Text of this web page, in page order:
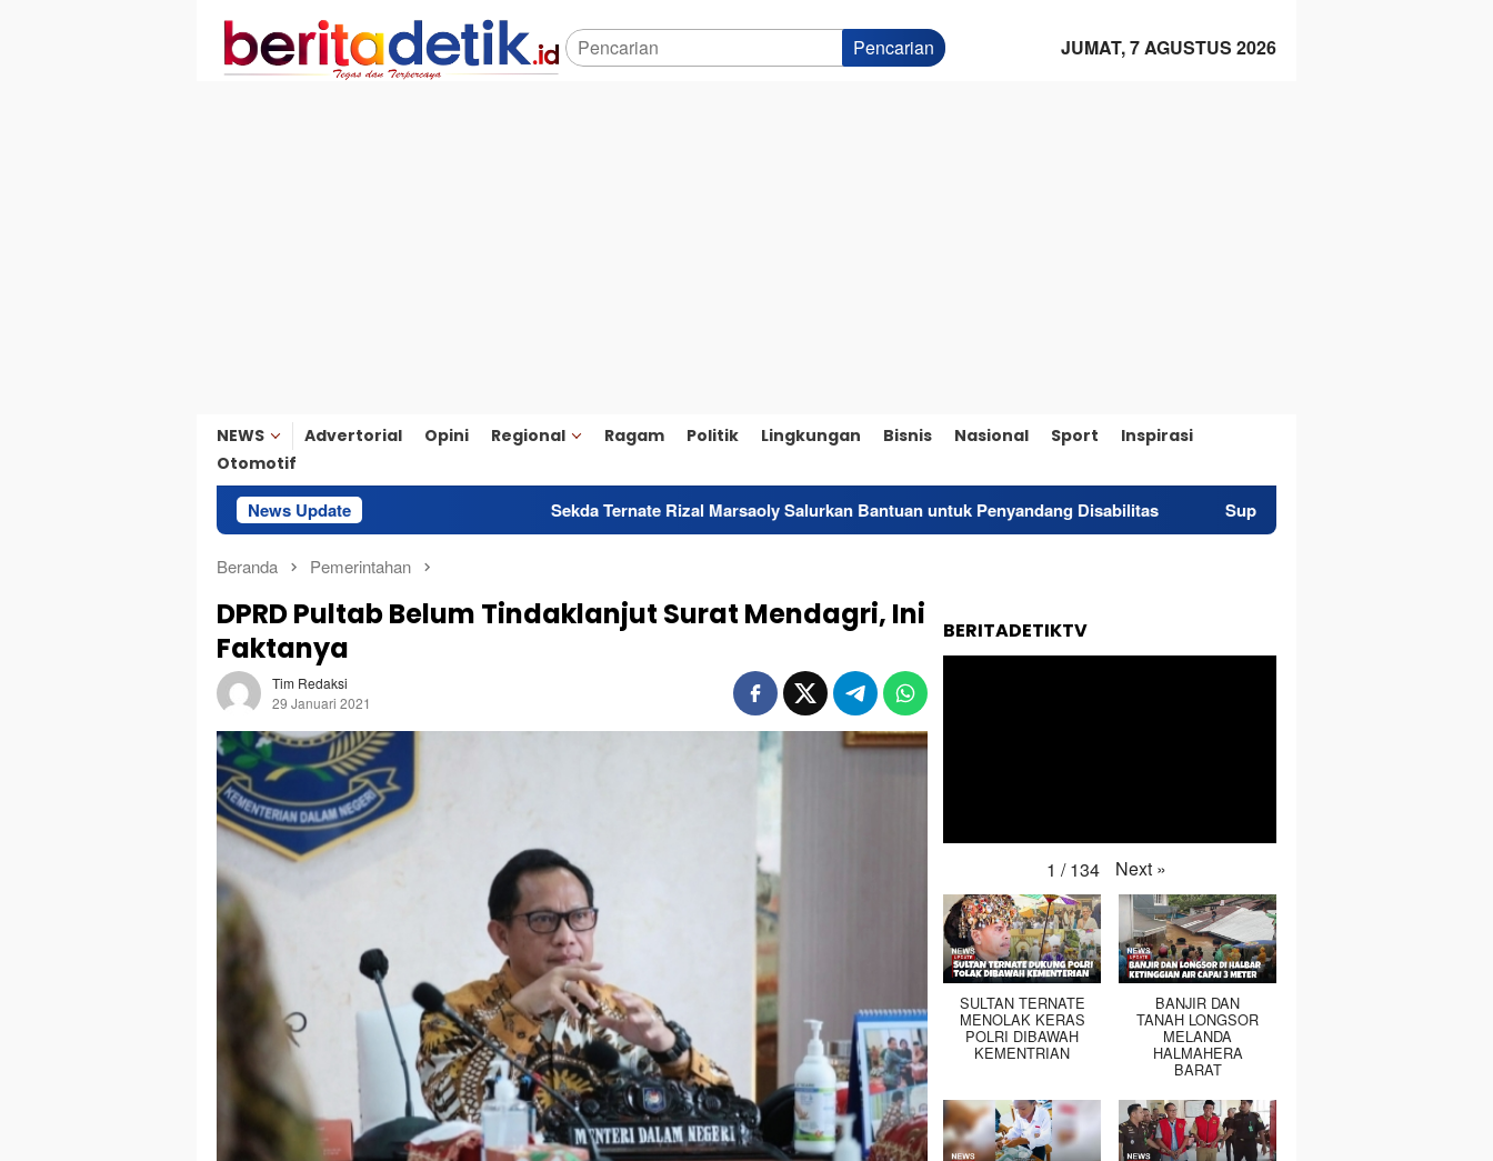
konten
Pencarian JUMAT, 7 AGUSTUS 2026
NEWS Advertorial Opini Regional Ragam Politik Lingkungan Bisnis Nasional Sport
Inspirasi
Otomotif
News Update Sekda Ternate Rizal Marsaoly Salurkan Bantuan untuk Penyandang Disabilitas Superintendent NHM Berbagi Wawasan di Webinar
Beranda Pemerintahan
DPRD Pultab Belum Tindaklanjut Surat Mendagri, Ini
Faktanya
Tim Redaksi
29 Januari 2021
BERITADETIKTV
1 / 134 Next »
SULTAN TERNATE
MENOLAK KERAS
POLRI DIBAWAH
KEMENTRIAN
BANJIR DAN
TANAH LONGSOR
MELANDA
HALMAHERA
BARAT